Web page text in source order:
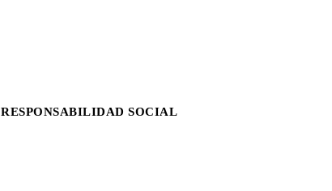
RESPONSABILIDAD SOCIAL